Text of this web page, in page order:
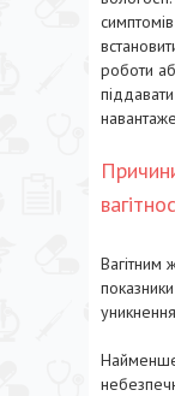
симптомів
роботи
Вагітним
Найменше